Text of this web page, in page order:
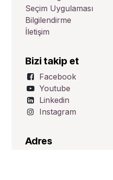
Seçim Uygulaması
Bilgilendirme
İletişim
Bizi takip et
Facebook
Youtube
Linkedin
Instagram
Adres